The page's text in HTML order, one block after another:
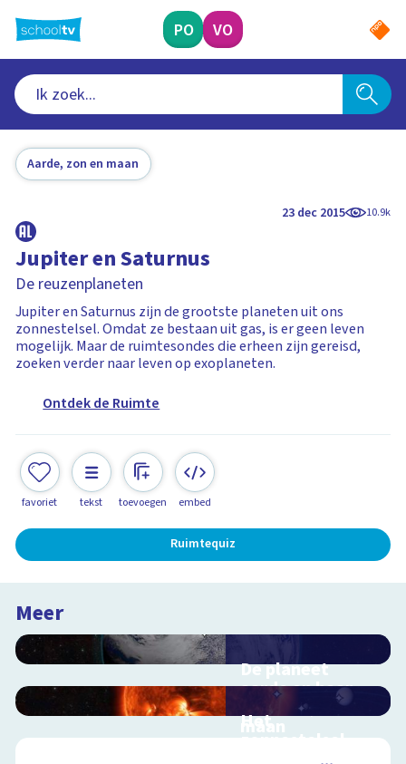
naar
hoofdinhoud
PO VO
Aarde, zon en maan
23 dec 2015 10.9k
Jupiter en Saturnus
De reuzenplaneten
Jupiter en Saturnus zijn de grootste planeten uit ons
zonnestelsel. Omdat ze bestaan uit gas, is er geen leven
mogelijk. Maar de ruimtesondes die erheen zijn gereisd,
zoeken verder naar leven op exoplaneten.
Ontdek de Ruimte
favoriet tekst toevoegen embed
Ruimtequiz
Meer
De planeet
aarde en haar
satelliet, de
maan
Interactieve
Het
zonnestelsel